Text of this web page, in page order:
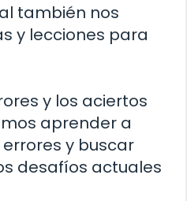
también nos
y lecciones para
y los aciertos
aprender a
y buscar
desafíos actuales